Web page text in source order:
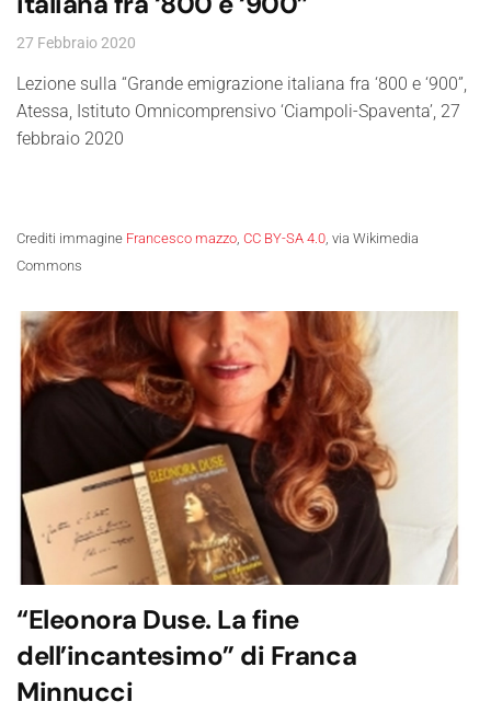
27 Febbraio 2020
Lezione sulla “Grande emigrazione italiana fra ‘800 e ‘900”,
Atessa, Istituto Omnicomprensivo ‘Ciampoli-Spaventa’, 27
febbraio 2020
Crediti immagine Francesco mazzo CC BY-SA 4.0 , via Wikimedia
Commons
“Eleonora Duse. La fine
dell’incantesimo” di Franca
Minnucci